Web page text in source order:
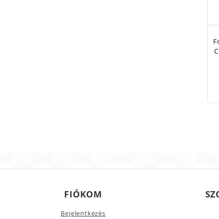
FIÓKOM
Bejelentkezés